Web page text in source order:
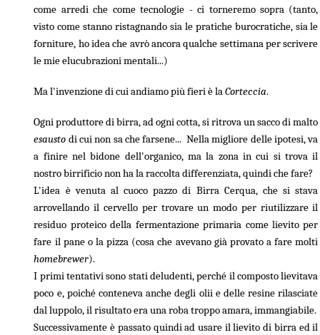
come arredi che come tecnologie - ci torneremo sopra (tanto,
visto come stanno ristagnando sia le pratiche burocratiche, sia le
forniture, ho idea che avrò ancora qualche settimana per scrivere
le mie elucubrazioni mentali...)
Ma l'invenzione di cui andiamo più fieri è laCorteccia.
Ogni produttore di birra, ad ogni cotta, si ritrova un sacco di malto
esausto di cui non sa che farsene... Nella migliore delle ipotesi, va
a finire nel bidone dell'organico, ma la zona in cui si trova il
nostro birrificio non ha la raccolta differenziata, quindi che fare?
L'idea è venuta al cuoco pazzo di Birra Cerqua, che si stava
arrovellando il cervello per trovare un modo per riutilizzare il
residuo proteico della fermentazione primaria come lievito per
fare il pane o la pizza (cosa che avevano già provato a fare molti
homebrewer).
I primi tentativi sono stati deludenti, perché il composto lievitava
poco e, poiché conteneva anche degli olii e delle resine rilasciate
dal luppolo, il risultato era una roba troppo amara, immangiabile.
Successivamente è passato quindi ad usare il lievito di birra ed il